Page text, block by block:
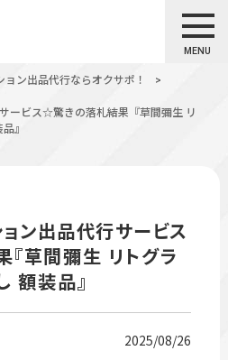
MENU
ン出品代行ならオクサポ！
>
ービス☆驚きの落札結果『草間彌生 リ
』
ン出品代行サービス
草間彌生 リトグラ
額装品』
2025/08/26